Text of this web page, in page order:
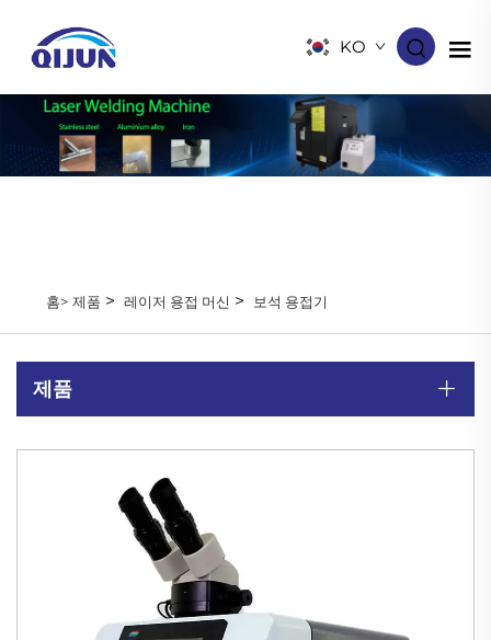
KO
홈> 제품 > 레이저 용접 머신 > 보석 용접기
제품